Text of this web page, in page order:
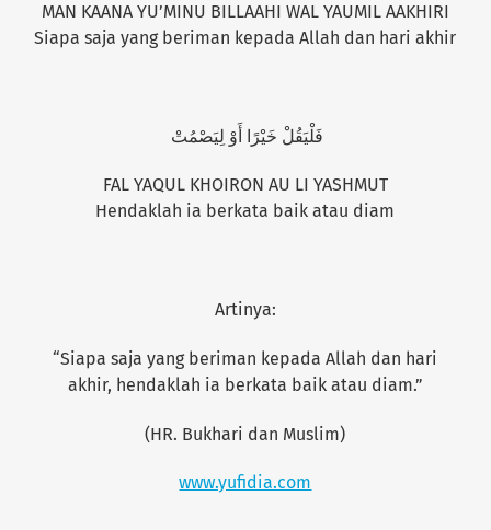
MAN KAANA YU’MINU BILLAAHI WAL YAUMIL AAKHIRI
Siapa saja yang beriman kepada Allah dan hari akhir
فَلْيَقُلْ خَيْرًا أَوْ لِيَصْمُتْ
FAL YAQUL KHOIRON AU LI YASHMUT
Hendaklah ia berkata baik atau diam
Artinya:
“Siapa saja yang beriman kepada Allah dan hari
akhir, hendaklah ia berkata baik atau diam.”
(HR. Bukhari dan Muslim)
www.yufidia.com